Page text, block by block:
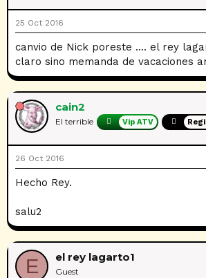
25 Oct 2016
canvio de Nick poreste .... el rey
claro sino memanda de vacaciones
cain2
El terrible Vip ATV
26 Oct 2016
Hecho Rey.
salu2
E el rey lagarto1
Guest